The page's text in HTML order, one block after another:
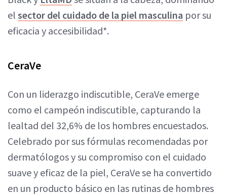
el sector del cuidado de la piel masculina por su
eficacia y accesibilidad*.
CeraVe
Con un liderazgo indiscutible, CeraVe emerge
como el campeón indiscutible, capturando la
lealtad del 32,6% de los hombres encuestados.
Celebrado por sus fórmulas recomendadas por
dermatólogos y su compromiso con el cuidado
suave y eficaz de la piel, CeraVe se ha convertido
en un producto básico en las rutinas de hombres